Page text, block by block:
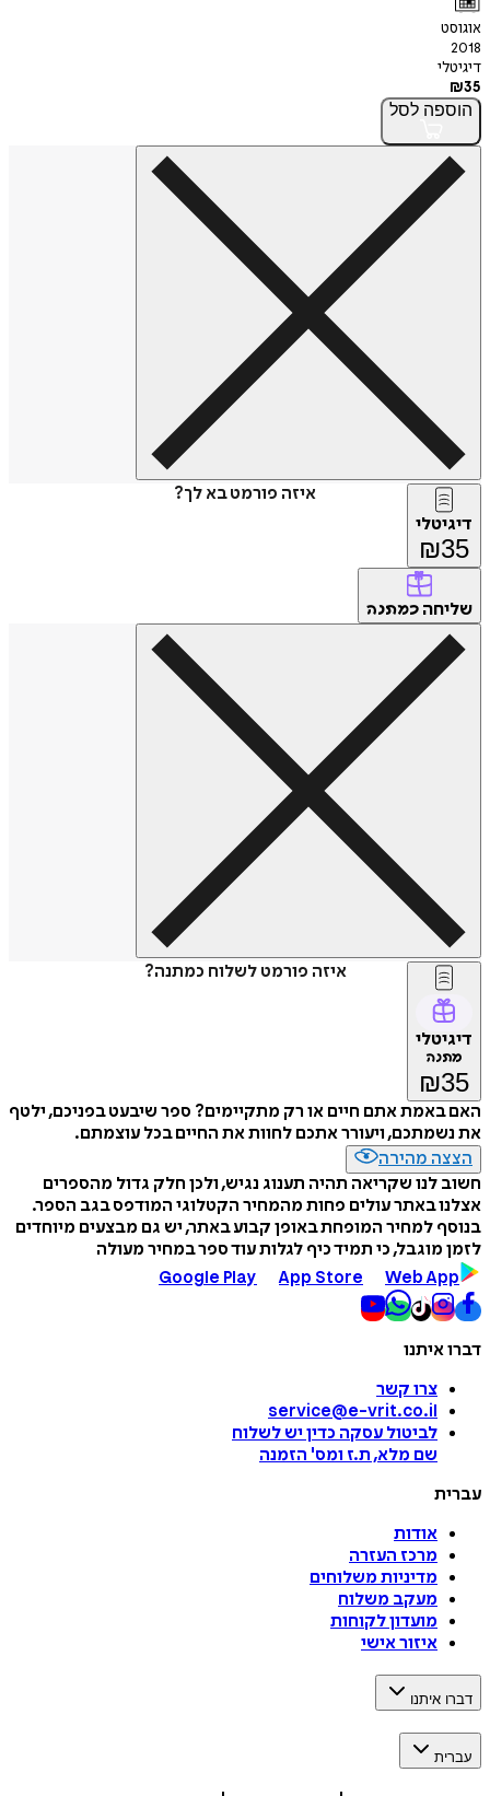
אוגוסט
2018
דיגיטלי
₪35
הוספה לסל
איזה פורמט בא לך?
דיגיטלי
₪35
שליחה כמתנה
איזה פורמט לשלוח כמתנה?
דיגיטלי
מתנה
₪35
האם באמת אתם חיים או רק מתקיימים? ספר שיבעט בפניכם, ילטף
את נשמתכם, ויעורר אתכם לחוות את החיים בכל עוצמתם.
הצצה מהירה
חשוב לנו שקריאה תהיה תענוג נגיש, ולכן חלק גדול מהספרים
אצלנו באתר עולים פחות מהמחיר הקטלוגי המודפס בגב הספר.
בנוסף למחיר המופחת באופן קבוע באתר, יש גם מבצעים מיוחדים
לזמן מוגבל, כי תמיד כיף לגלות עוד ספר במחיר מעולה
Google Play
App Store Web App
דברו איתנו
צרו קשר
service@e-vrit.co.il
לביטול עסקה כדין יש לשלוח
שם מלא, ת.ז ומס' הזמנה
עברית
אודות
מרכז העזרה
מדיניות משלוחים
מעקב משלוח
מועדון לקוחות
איזור אישי
דברו איתנו
עברית